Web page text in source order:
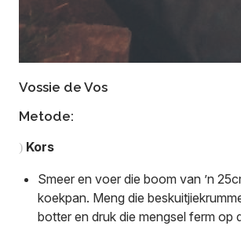
Vossie de Vos
Metode:
) Kors
Smeer en voer die boom van ’n
koekpan. Meng die
botter en druk die mengsel ferm op